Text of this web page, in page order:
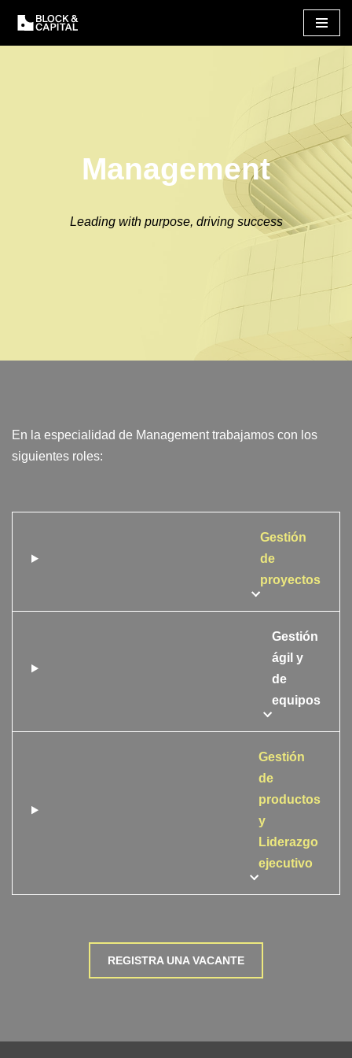
Skip
Management
Leading with purpose, driving success
En la especialidad de Management trabajamos con los
siguientes roles:
Gestión
de
proyectos
Gestión
ágil y
de
equipos
Gestión
de
productos
y
Liderazgo
ejecutivo
REGISTRA UNA VACANTE